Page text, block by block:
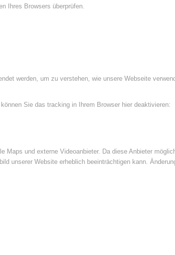
Ihres Browsers überprüfen.
werden, um zu verstehen, wie unsere Webseite
Sie das tracking in Ihrem Browser hier deaktivieren:
und externe Videoanbieter. Da diese Anbieter
unserer Website erheblich beeinträchtigen kann.